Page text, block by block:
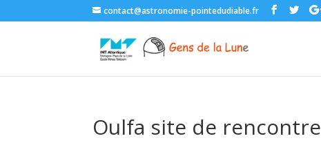
contact@astronomie-pointedudiable.fr
Oulfa site de